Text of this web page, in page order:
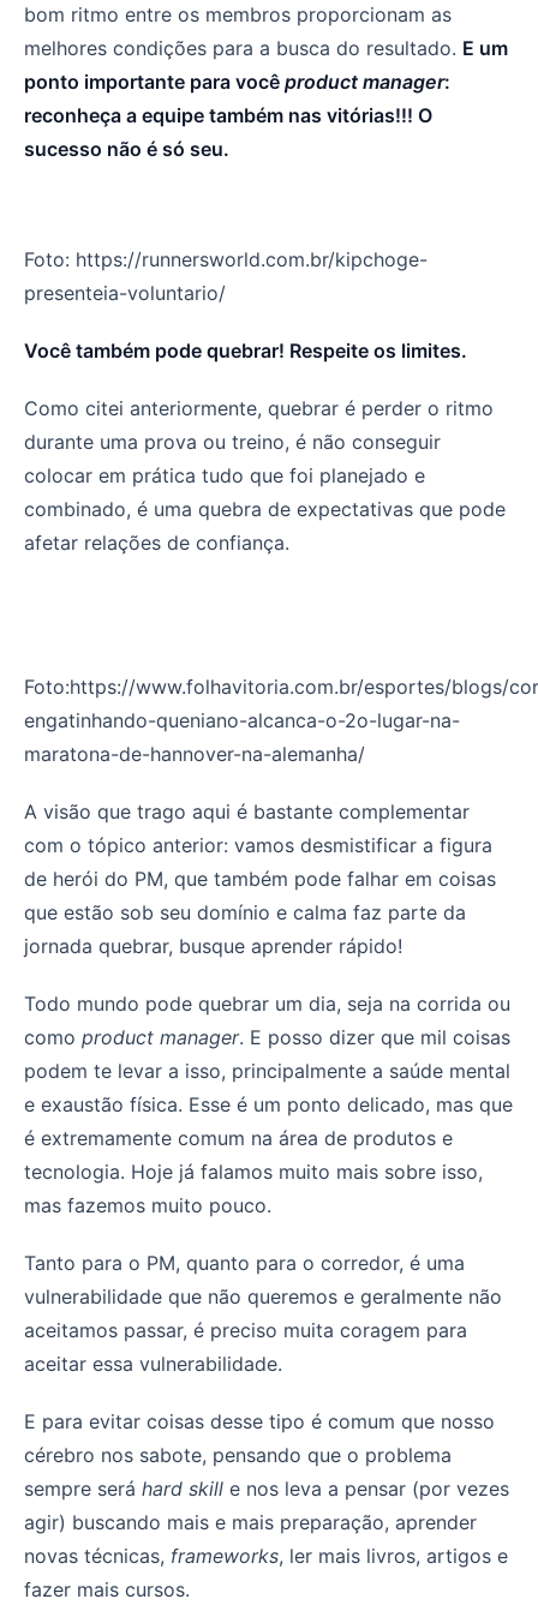
bom ritmo entre os membros proporcionam as
melhores condições para a busca do resultado. E um
ponto importante para você product manager:
reconheça a equipe também nas vitórias!!! O
sucesso não é só seu.
Foto: https://runnersworld.com.br/kipchoge-
presenteia-voluntario/
Você também pode quebrar! Respeite os limites.
Como citei anteriormente, quebrar é perder o ritmo
durante uma prova ou treino, é não conseguir
colocar em prática tudo que foi planejado e
combinado, é uma quebra de expectativas que pode
afetar relações de confiança.
Foto:https://www.folhavitoria.com.br/esportes/blogs/
engatinhando-queniano-alcanca-o-2o-lugar-na-
maratona-de-hannover-na-alemanha/
A visão que trago aqui é bastante complementar
com o tópico anterior: vamos desmistificar a figura
de herói do PM, que também pode falhar em coisas
que estão sob seu domínio e calma faz parte da
jornada quebrar, busque aprender rápido!
Todo mundo pode quebrar um dia, seja na corrida ou
como product manager. E posso dizer que mil coisas
podem te levar a isso, principalmente a saúde mental
e exaustão física. Esse é um ponto delicado, mas que
é extremamente comum na área de produtos e
tecnologia. Hoje já falamos muito mais sobre isso,
mas fazemos muito pouco.
Tanto para o PM, quanto para o corredor, é uma
vulnerabilidade que não queremos e geralmente não
aceitamos passar, é preciso muita coragem para
aceitar essa vulnerabilidade.
E para evitar coisas desse tipo é comum que nosso
cérebro nos sabote, pensando que o problema
sempre será hard skill e nos leva a pensar (por vezes
agir) buscando mais e mais preparação, aprender
novas técnicas, frameworks, ler mais livros, artigos e
fazer mais cursos.